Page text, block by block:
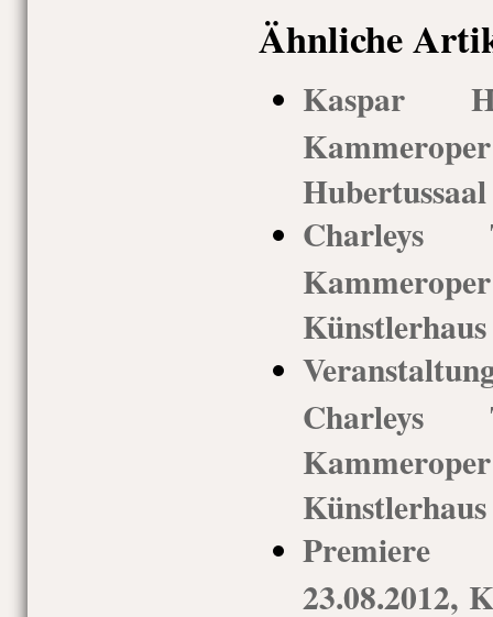
Ähnliche
Kaspar
Hubertussaal
Charleys
Künstlerhaus
Charleys
Künstlerhaus
Premiere
23.08.2012,